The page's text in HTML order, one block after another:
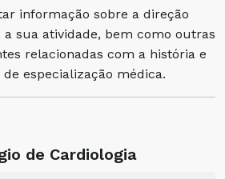
informação sobre a direção
a sua atividade, bem como outras
relacionadas com a história e
especialização médica.
de Cardiologia